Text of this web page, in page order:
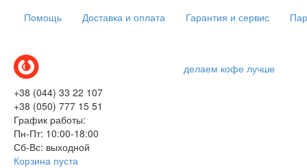
Помощь Доставка и оплата Гарантия и сервис
делаем кофе лучше
+38 (044) 33 22 107
+38 (050) 777 15 51
График работы:
Пн-Пт: 10:00-18:00
Сб-Вс: выходной
Корзина пуста